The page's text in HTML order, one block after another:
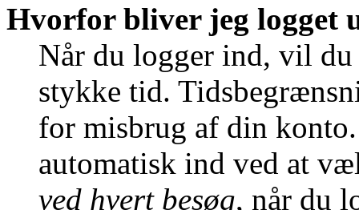
Hvorfor bliver jeg logget
Når du logger ind, vil
stykke tid.
for misbrug af din
automatisk ind ved at
ved hvert besøg, når du